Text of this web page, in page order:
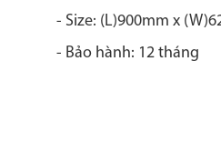
- Size: (L)900mm x
- Bảo hành: 12 tháng